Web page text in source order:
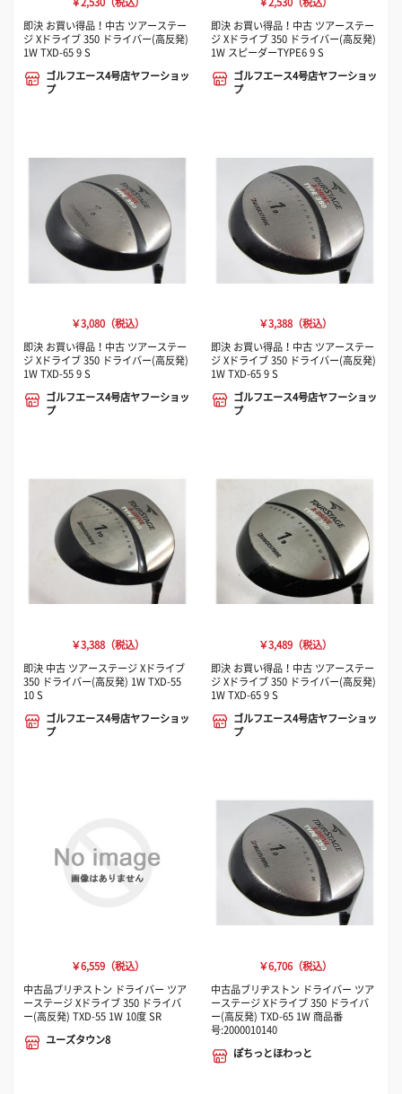
即決 お買い得品！中古 ツアーステー
ジ Xドライブ 350 ドライバー(高反発)
1W TXD-65 9 S
ゴルフエース4号店ヤフーショッ
プ
即決 お買い得品！中古 ツアーステー
ジ Xドライブ 350 ドライバー(高反発)
1W スピーダーTYPE6 9 S
ゴルフエース4号店ヤフーショッ
プ
￥3,080（税込）
即決 お買い得品！中古 ツアーステー
ジ Xドライブ 350 ドライバー(高反発)
1W TXD-55 9 S
ゴルフエース4号店ヤフーショッ
プ
￥3,388（税込）
即決 お買い得品！中古 ツアーステー
ジ Xドライブ 350 ドライバー(高反発)
1W TXD-65 9 S
ゴルフエース4号店ヤフーショッ
プ
￥3,388（税込）
即決 中古 ツアーステージ Xドライブ
350 ドライバー(高反発) 1W TXD-55
10 S
ゴルフエース4号店ヤフーショッ
プ
￥3,489（税込）
即決 お買い得品！中古 ツアーステー
ジ Xドライブ 350 ドライバー(高反発)
1W TXD-65 9 S
ゴルフエース4号店ヤフーショッ
プ
￥6,559（税込）
中古品ブリヂストン ドライバー ツア
ーステージ Xドライブ 350 ドライバ
ー(高反発) TXD-55 1W 10度 SR
ユーズタウン8
￥6,706（税込）
中古品ブリヂストン ドライバー ツア
ーステージ Xドライブ 350 ドライバ
ー(高反発) TXD-65 1W 商品番
号:2000010140
ぽちっとほわっと